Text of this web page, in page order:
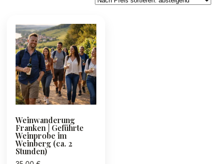
Weinwanderung
Franken | Geführte
Weinprobe im
Weinberg (ca. 2
Stunden)